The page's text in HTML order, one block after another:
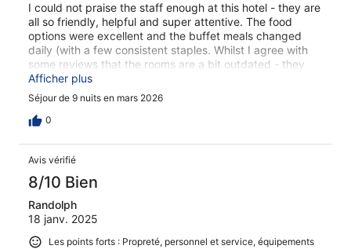
I could not praise the staff enough at this hotel - they are
all so friendly, helpful and super attentive. The food
options were excellent and the buffet meals changed
daily (with a few consistent staples. Whilst I agree with
some reviews that the rooms are a bit outdated - they
were always cleaned properly. The rest of the hotel was
not outdated (and who spends enough time in the hotel
room to care about it being outdated) and had a good
blend of natural elements to make every part of the hotel
Afficher plus
Séjour de 9 nuits en mars 2026
0
Avis vérifié
8/10 Bien
Randolph
18 janv. 2025
Les points forts : Propreté, personnel et service, équipements